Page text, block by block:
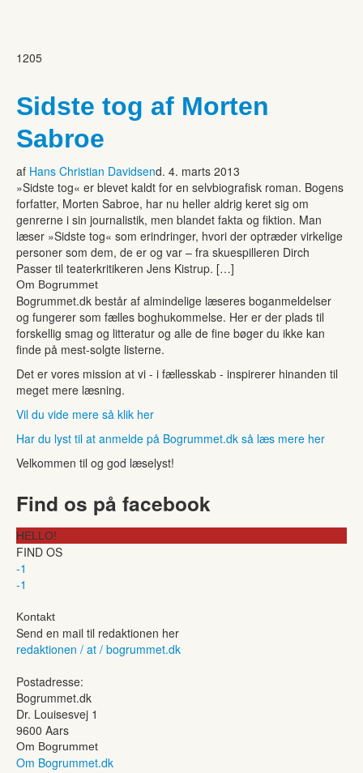
1205
Sidste tog af Morten
Sabroe
af Hans Christian Davidsend. 4. marts 2013
»Sidste tog« er blevet kaldt for en selvbiografisk roman. Bogens
forfatter, Morten Sabroe, har nu heller aldrig keret sig om
genrerne i sin journalistik, men blandet fakta og fiktion. Man
læser »Sidste tog« som erindringer, hvori der optræder virkelige
personer som dem, de er og var – fra skuespilleren Dirch
Passer til teaterkritikeren Jens Kistrup. […]
Om Bogrummet
Bogrummet.dk består af almindelige læseres boganmeldelser
og fungerer som fælles boghukommelse. Her er der plads til
forskellig smag og litteratur og alle de fine bøger du ikke kan
finde på mest-solgte listerne.
Det er vores mission at vi - i fællesskab - inspirerer hinanden til
meget mere læsning.
Vil du vide mere så klik her
Har du lyst til at anmelde på Bogrummet.dk så læs mere her
Velkommen til og god læselyst!
Find os på facebook
HELLO!
FIND OS
-1
-1
Kontakt
Send en mail til redaktionen her
redaktionen / at / bogrummet.dk
Postadresse:
Bogrummet.dk
Dr. Louisesvej 1
9600 Aars
Om Bogrummet
Om Bogrummet.dk